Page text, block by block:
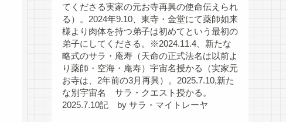
てくださる実家の元お寺再興の使命伝えられ
る）。2024年9.10、東寺・金堂にて薬師如来
様より肉体を持つ弟子は初めてという最初の
弟子にしてくださる。※2024.11.4、新たな
略式のサラ・庵寿（天命の正式法名は以前よ
り薬師・空海・庵寿）宇宙名授かる（実家元
お寺は、2年前の3月再興）。2025.7.10,新た
な別宇宙名 サラ・クエスト授かる。
2025.7.10記 by サラ・マイトレーヤ